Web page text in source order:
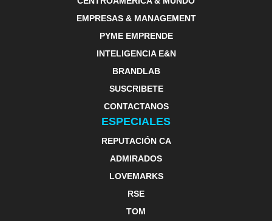
EMPRESAS & MANAGEMENT
PYME EMPRENDE
INTELIGENCIA E&N
BRANDLAB
SUSCRIBETE
CONTACTANOS
ESPECIALES
REPUTACIÓN CA
ADMIRADOS
LOVEMARKS
RSE
TOM